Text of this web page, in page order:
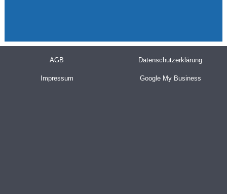
AGB Datenschutzerklärung
Impressum Google My Business